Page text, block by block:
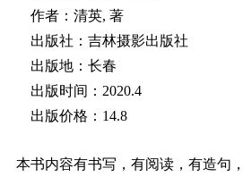
作者：清英, 著
出版社：吉林摄影出版社
出版地：长春
出版时间：2020.4
出版价格：14.8
本书内容有书写，有阅读，有造句